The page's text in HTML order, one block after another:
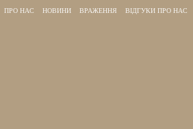
ПРО НАС НОВИНИ ВРАЖЕННЯ ВІДГУКИ ПРО НАС